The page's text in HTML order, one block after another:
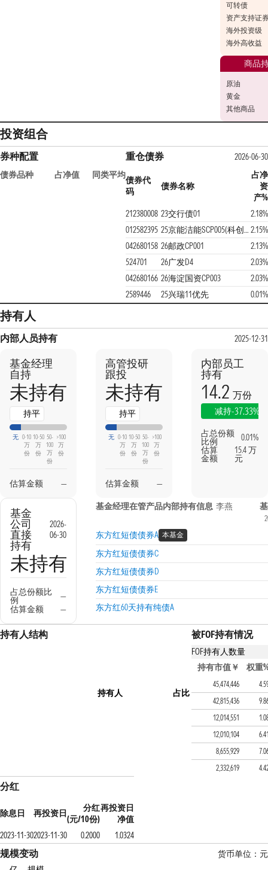
可转债
资产支持证
海外投资级
海外高收益
商品
原油
黄金
其他商品
投资组合
券种配置
债券品种 占净值 同类平均
重仓债券 2026-06-30
债券代
码
债券名称
占净
资
产%
212380008 23交行债01
2.18%
012582395
25京能洁能SCP005(科创债) 2.15%
042680158 26邮政CP001
2.13%
524701
26广发D4
2.03%
042680166 26海淀国资CP003
2.03%
2589446
25兴瑞11优先 0.01%
持有人
内部人员持有 2025-12-31
基金经理
自持
未持有
持平
无 0-10
万
份
10-50
万
份
50-
100
万
份
>100
万
份
估算金额 —
高管投研
跟投
未持有
持平
无 0-10
万
份
10-50
万
份
50-
100
万
份
>100
万
份
估算金额 —
内部员工
持有
14.2 万份
减持-37.33%
占总份额
比例
0.01%
估算
金额
15.4 万
元
基金
公司
直接
持有
2026-
06-30
未持有
占总份额比
例
—
估算金额
—
基金经理在管产品内部持有信息 李燕
东方红短债债券A 本基金
东方红短债债券C
东方红短债债券D
东方红短债债券E
东方红60天持有纯债A
持有人结构
持有人 占比
被FOF持有情况
FOF持有人数量
持有该基金的FOF产
持有市值￥ 权重
东方红欣和平衡两年混
45,474,446
嘉实领航资产配置混合
42,815,436
中欧预见养老2035三年混
12,014,551
中欧预见稳健养老目标
12,010,104
东方红欣和积极3个月
8,655,929
汇丰晋信养老目标日期
2,332,619
分红
除息日 再投资日
分红
(元/10份)
再投资日
净值
2023-11-302023-11-30 0.2000 1.0324
规模变动
货币单位：元